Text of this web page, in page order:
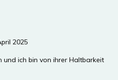
2025
und ich bin von ihrer Haltbarkeit